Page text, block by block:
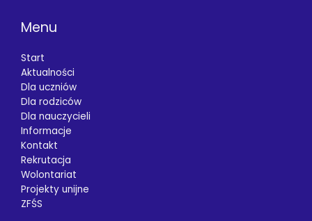
Menu
Start
Aktualności
Dla uczniów
Dla rodziców
Dla nauczycieli
Informacje
Kontakt
Rekrutacja
Wolontariat
Projekty unijne
ZFŚS